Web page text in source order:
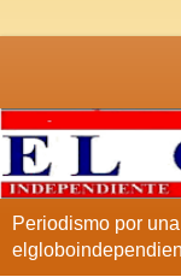
Periodismo por